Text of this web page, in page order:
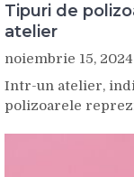
Tipuri de
atelier
noiembrie 15, 2024
Intr-un atelier,
polizoarele